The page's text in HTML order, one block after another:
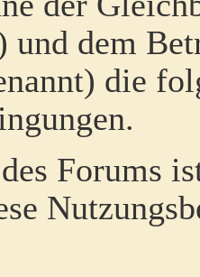
und dem
die
Forums